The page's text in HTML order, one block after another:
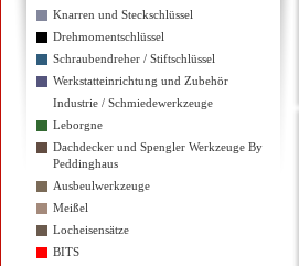
Knarren und Steckschlüssel
Drehmomentschlüssel
Schraubendreher / Stiftschlüssel
Werkstatteinrichtung und Zubehör
Industrie / Schmiedewerkzeuge
Leborgne
Dachdecker und Spengler Werkzeuge By
Peddinghaus
Ausbeulwerkzeuge
Meißel
Locheisensätze
BITS